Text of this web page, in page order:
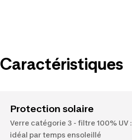
Caractéristiques
Protection solaire
Verre catégorie 3 - filtre 100% UV :
idéal par temps ensoleillé